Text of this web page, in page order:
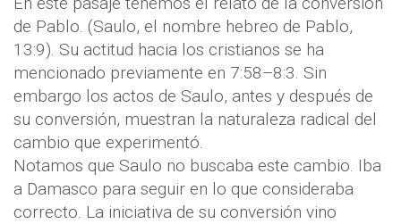
de Pablo. (Saulo, el nombre hebreo de Pablo,
13:9). Su actitud hacia los cristianos se ha
mencionado previamente en 7:58–8:3. Sin
embargo los actos de Saulo, antes y después de
su conversión, muestran la naturaleza radical del
cambio que experimentó.
Notamos que Saulo no buscaba este cambio. Iba
a Damasco para seguir en lo que consideraba
correcto. La iniciativa de su conversión vino